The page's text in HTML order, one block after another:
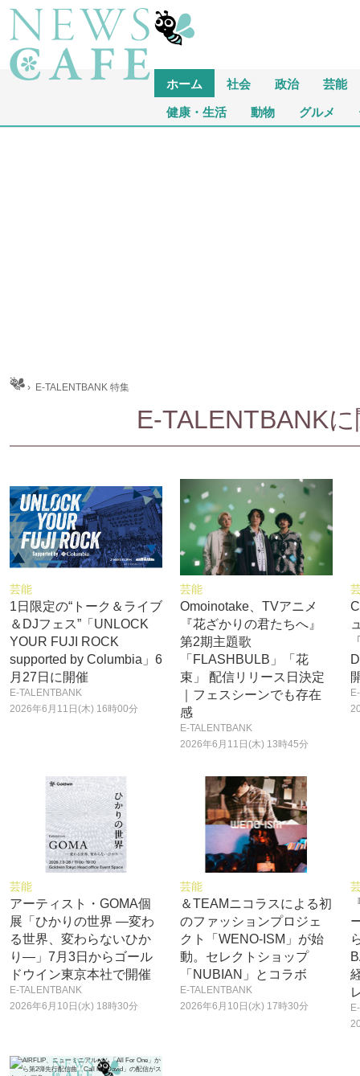
ホーム 社会 政治 芸能
健康・生活 動物 グルメ
› E-TALENTBANK 特集
E-TALENTBANK
芸能
1日限定の“トーク＆ライブ
＆DJフェス”「UNLOCK
YOUR FUJI ROCK
supported by Columbia」6
月27日に開催
E-TALENTBANK
2026年6月11日(木) 16時00分
芸能
Omoinotake、TVアニメ
『花ざかりの君たちへ』
第2期主題歌
「FLASHBULB」「花
束」 配信リリース日決定
｜フェスシーンでも存在
感
E-TALENTBANK
2026年6月11日(木) 13時45分
芸能
アーティスト・GOMA個
展「ひかりの世界 ―変わ
る世界、変わらないひか
り―」7月3日からゴール
ドウイン東京本社で開催
E-TALENTBANK
2026年6月10日(水) 18時30分
芸能
＆TEAMニコラスによる初
のファッションプロジェ
クト「WENO-ISM」が始
動。セレクトショップ
「NUBIAN」とコラボ
E-TALENTBANK
2026年6月10日(水) 17時30分